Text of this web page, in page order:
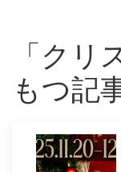
「クリ
もつ記